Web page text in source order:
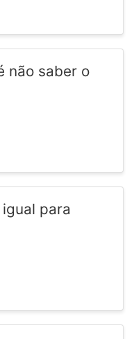
não saber o
para